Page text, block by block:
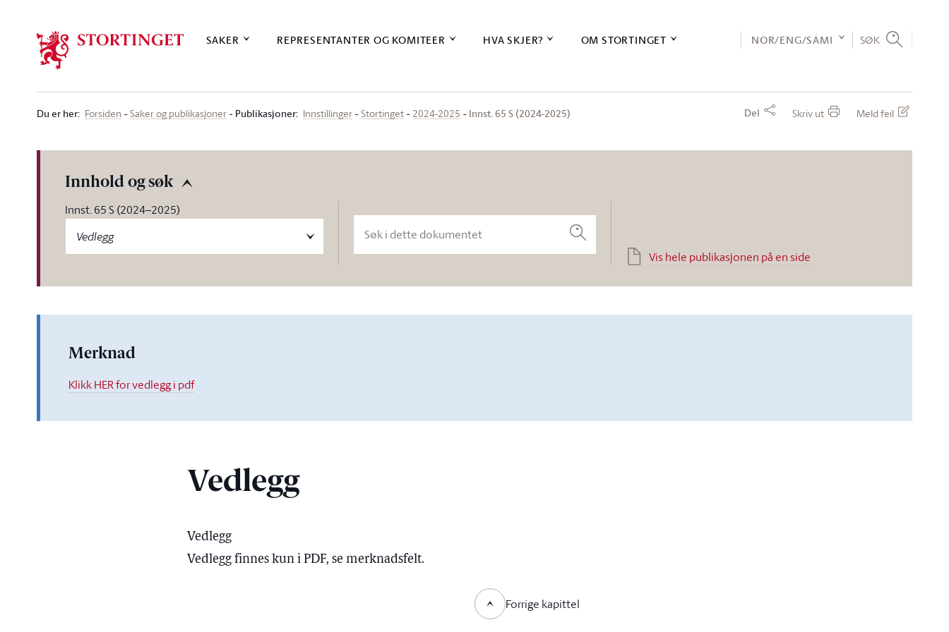
SAKER REPRESENTANTER OG KOMITEER HVA SKJER? OM STORTINGET NOR/ENG/SÁMI SØK
Du er her: Forsiden Saker og publikasjoner Publikasjoner: Innstillinger Stortinget 2024-2025 Innst. 65 S (2024-2025) Del Skriv ut Meld feil
Innhold og søk
Innst. 65 S (2024–2025)
Vedlegg
Søk
Vis hele publikasjonen på en side
Merknad
Klikk HER for vedlegg i pdf
Vedlegg
Vedlegg
Vedlegg finnes kun i PDF, se merknadsfelt.
Forrige kapittel